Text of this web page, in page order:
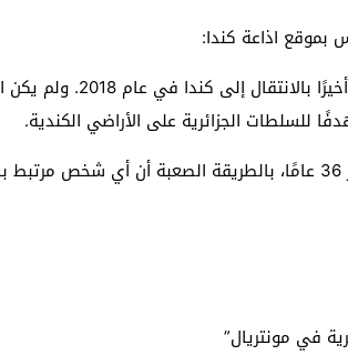
اذاعة كندا:
اعتقد كمال سهاكي📸3 أن بإمكانه العيش
للسلطات الجزائرية على الأراضي الكندية.
لقد تعلم السيد سهاكي، وهو فنان يبلغ من العمر 36 عامًا، بالطريقة الصعبة
في مونتريال”